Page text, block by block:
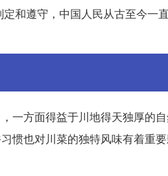
定和遵守，中国人民从古至今一
一方面得益于川地得天独厚的
也对川菜的独特风味有着重要